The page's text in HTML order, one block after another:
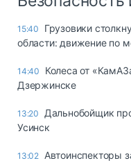
15:40
Грузовики
области: движение по
14:40
Колеса от
Дзержинске
13:20
Дальнобойщик
Усинск
13:02 Автоинспекторы